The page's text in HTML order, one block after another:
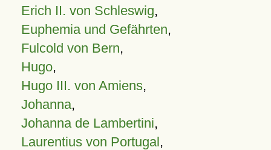
Erich II. von Schleswig,
Euphemia und Gefährten,
Fulcold von Bern,
Hugo,
Hugo III. von Amiens,
Johanna,
Johanna de Lambertini,
Laurentius von Portugal,